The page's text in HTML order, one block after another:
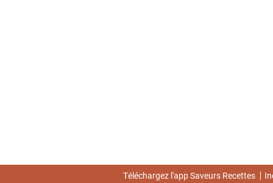
Téléchargez l'app Saveurs Recettes